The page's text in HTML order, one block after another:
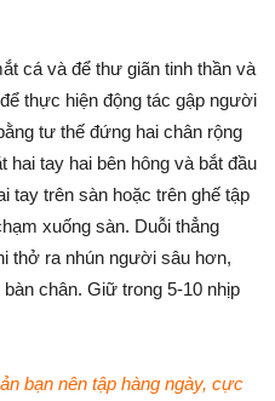
cá và để thư giãn tinh thần và
thực hiện động tác gập người
tư thế đứng hai chân rộng
tay hai bên hông và bắt đầu
tay trên sàn hoặc trên ghế tập
xuống sàn. Duỗi thẳng
thở ra nhún người sâu hơn,
chân. Giữ trong 5-10 nhịp
bạn nên tập hàng ngày, cực